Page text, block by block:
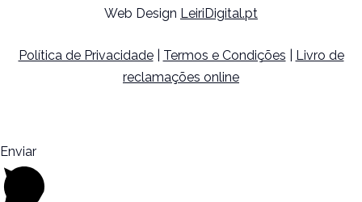
Web Design LeiriDigital.pt
Política de Privacidade| Termos e Condições
Livro de
reclamações online
Enviar